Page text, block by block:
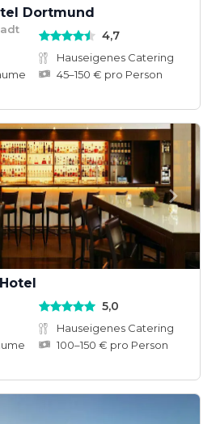
Dortmund
4,7
Hauseigenes Catering
45–150 € pro Person
5,0
Hauseigenes Catering
100–150 € pro Person